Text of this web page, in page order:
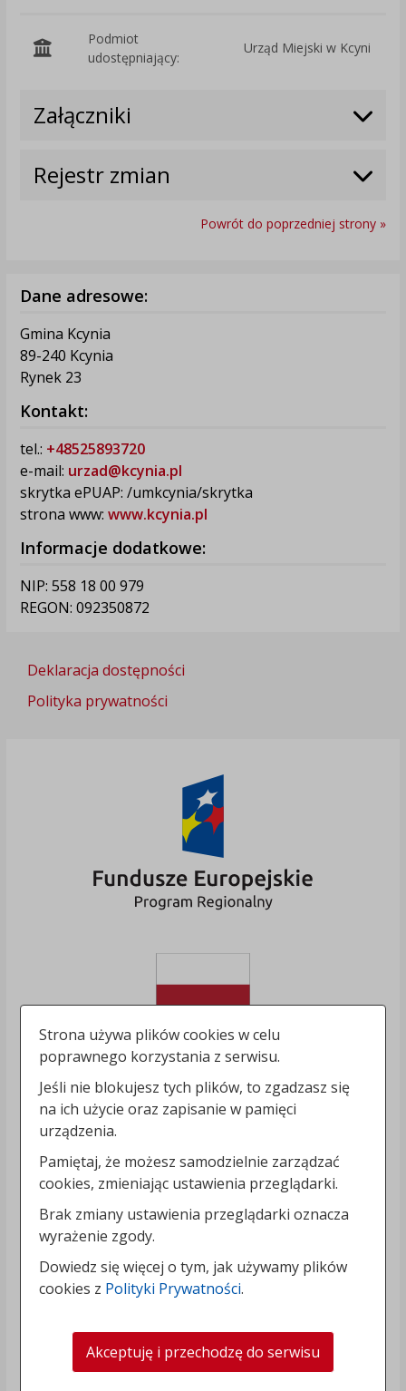
Podmiot
udostępniający:
Urząd Miejski w Kcyni
Załączniki
Rejestr zmian
Powrót do poprzedniej strony »
Dane adresowe:
Gmina Kcynia
89-240 Kcynia
Rynek 23
Kontakt:
tel.: +48525893720
e-mail: urzad@kcynia.pl
skrytka ePUAP: /umkcynia/skrytka
strona www: www.kcynia.pl
Informacje dodatkowe:
NIP: 558 18 00 979
REGON: 092350872
Deklaracja dostępności
Polityka prywatności
Strona używa plików cookies w celu
poprawnego korzystania z serwisu.
Jeśli nie blokujesz tych plików, to zgadzasz się
na ich użycie oraz zapisanie w pamięci
urządzenia.
Pamiętaj, że możesz samodzielnie zarządzać
cookies, zmieniając ustawienia przeglądarki.
Brak zmiany ustawienia przeglądarki oznacza
wyrażenie zgody.
Dowiedz się więcej o tym, jak używamy plików
cookies z Polityki Prywatności.
Akceptuję i przechodzę do serwisu